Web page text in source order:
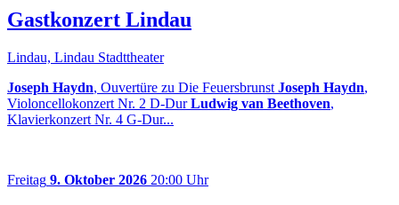
Gastkonzert Lindau
Lindau, Lindau Stadttheater
Joseph Haydn, Ouvertüre zu Die Feuersbrunst Joseph Haydn,
Violoncellokonzert Nr. 2 D-DurLudwig van Beethoven,
Klavierkonzert Nr. 4 G-Dur...
Freitag 9. Oktober 2026 20:00 Uhr